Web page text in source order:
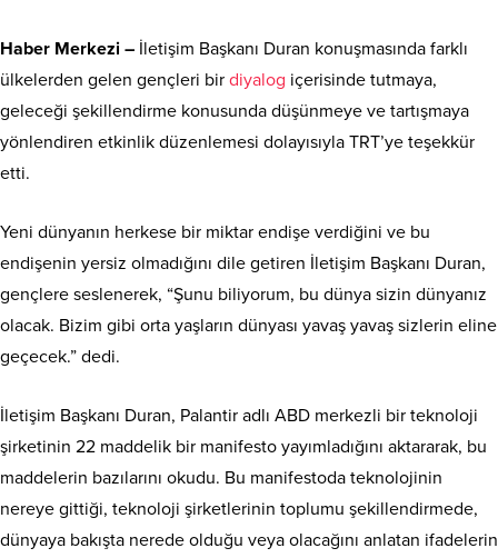
Haber Merkezi – İletişim Başkanı Duran konuşmasında farklı
ülkelerden gelen gençleri bir diyalog içerisinde tutmaya,
geleceği şekillendirme konusunda düşünmeye ve tartışmaya
yönlendiren etkinlik düzenlemesi dolayısıyla TRT’ye teşekkür
etti.
Yeni dünyanın herkese bir miktar endişe verdiğini ve bu
endişenin yersiz olmadığını dile getiren İletişim Başkanı Duran,
gençlere seslenerek, “Şunu biliyorum, bu dünya sizin dünyanız
olacak. Bizim gibi orta yaşların dünyası yavaş yavaş sizlerin eline
geçecek.” dedi.
İletişim Başkanı Duran, Palantir adlı ABD merkezli bir teknoloji
şirketinin 22 maddelik bir manifesto yayımladığını aktararak, bu
maddelerin bazılarını okudu. Bu manifestoda teknolojinin
nereye gittiği, teknoloji şirketlerinin toplumu şekillendirmede,
dünyaya bakışta nerede olduğu veya olacağını anlatan ifadelerin